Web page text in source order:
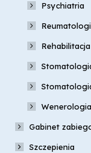
Psychiatria
Rehabilitacja
Wenerologia
Gabinet
Szczepienia